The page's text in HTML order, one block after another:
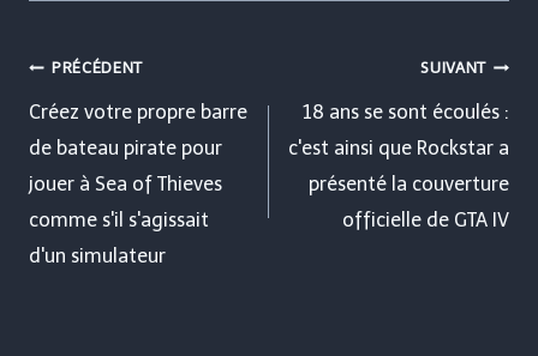
Navigation
de
l’article
PRÉCÉDENT
Créez votre propre barre
de bateau pirate pour
jouer à Sea of ​​​​Thieves
comme s'il s'agissait
d'un simulateur
SUIVANT
18 ans se sont écoulés :
c'est ainsi que Rockstar a
présenté la couverture
officielle de GTA IV